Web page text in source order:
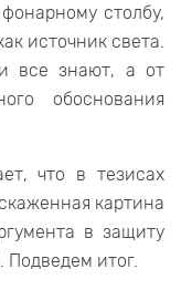
столбу,
источник света.
все знают, а от
обоснования
что в тезисах
картина
в защиту
итог.